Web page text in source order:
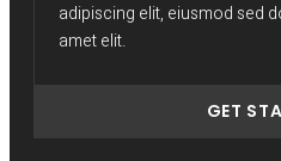
adipiscing elit, eiusmod sed
amet elit.
GET